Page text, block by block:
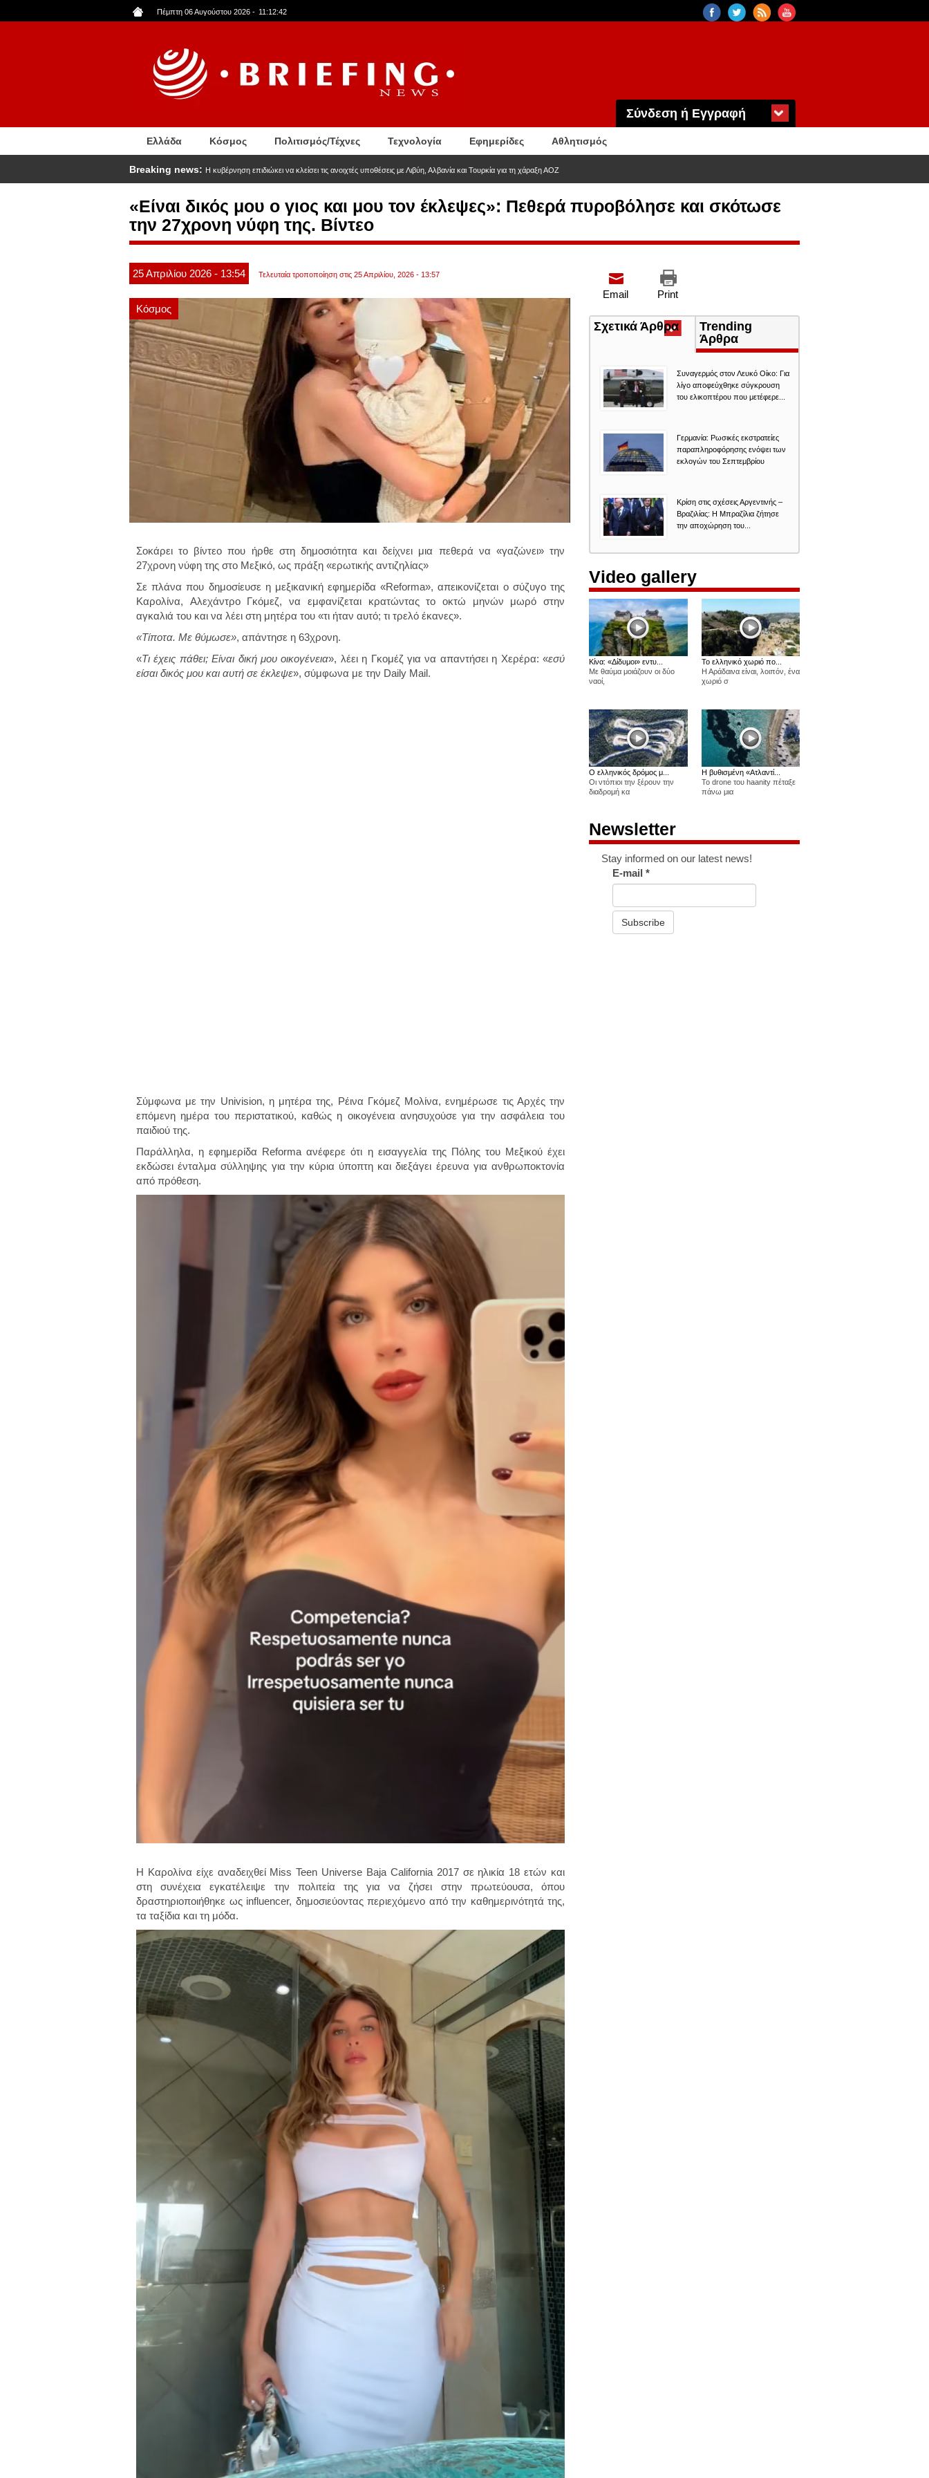
προς
Πέμπτη 06 Αυγούστου 2026 - 11:12:44
Σύνδεση ή Εγγραφή
Ελλάδα Κόσμος Πολιτισμός/Τέχνες Τεχνολογία Εφημερίδες Αθλητισμός
Breaking news: Η κυβέρνηση επιδιώκει να κλείσει τις ανοιχτές υποθέσεις με Λιβύη, Αλβανία και Τουρκία για τη χάραξη ΑΟΖ
«Είναι δικός μου ο γιος και μου τον έκλεψες»: Πεθερά πυροβόλησε και σκότωσε
την 27χρονη νύφη της. Βίντεο
25Απριλίου 2026 - 13:54 Τελευταία τροποποίηση στις 25 Απριλίου, 2026 - 13:57
Κόσμος
Σοκάρει το βίντεο που ήρθε στη δημοσιότητα και δείχνει μια πεθερά να «γαζώνει» την
27χρονη νύφη της στο Μεξικό, ως πράξη «ερωτικής αντιζηλίας»
Σε πλάνα που δημοσίευσε η μεξικανική εφημερίδα «Reforma», απεικονίζεται ο σύζυγο της
Καρολίνα, Αλεχάντρο Γκόμεζ, να εμφανίζεται κρατώντας το οκτώ μηνών μωρό στην
αγκαλιά του και να λέει στη μητέρα του «τι ήταν αυτό; τι τρελό έκανες».
«Τίποτα. Με θύμωσε», απάντησε η 63χρονη.
«Τι έχεις πάθει; Είναι δική μου οικογένεια», λέει η Γκομέζ για να απαντήσει η Χερέρα: «εσύ
είσαι δικός μου και αυτή σε έκλεψε», σύμφωνα με την Daily Mail.
Σύμφωνα με την Univision, η μητέρα της, Ρέινα Γκόμεζ Μολίνα, ενημέρωσε τις Αρχές την
επόμενη ημέρα του περιστατικού, καθώς η οικογένεια ανησυχούσε για την ασφάλεια του
παιδιού της.
Παράλληλα, η εφημερίδα Reforma ανέφερε ότι η εισαγγελία της Πόλης του Μεξικού έχει
εκδώσει ένταλμα σύλληψης για την κύρια ύποπτη και διεξάγει έρευνα για ανθρωποκτονία
από πρόθεση.
Η Καρολίνα είχε αναδειχθεί Miss Teen Universe Baja California 2017 σε ηλικία 18 ετών και
στη συνέχεια εγκατέλειψε την πολιτεία της για να ζήσει στην πρωτεύουσα, όπου
δραστηριοποιήθηκε ως influencer, δημοσιεύοντας περιεχόμενο από την καθημερινότητά της,
τα ταξίδια και τη μόδα.
Print
Email
Σχετικά Άρθρα (ενεργή
καρτέλα)
Trending
Άρθρα
Συναγερμός στον Λευκό Οίκο: Για
λίγο αποφεύχθηκε σύγκρουση
του ελικοπτέρου που μετέφερε...
Γερμανία: Ρωσικές εκστρατείες
παραπληροφόρησης ενόψει των
εκλογών του Σεπτεμβρίου
Κρίση στις σχέσεις Αργεντινής –
Βραζιλίας: Η Μπραζίλια ζήτησε
την αποχώρηση του...
Video gallery
Κίνα: «Δίδυμοι» εντυ...
Με θαύμα μοιάζουν οι δύο
ναοί,
Το ελληνικό χωριό πο...
Η Αράδαινα είναι, λοιπόν, ένα
χωριό σ
Ο ελληνικός δρόμος μ...
Οι ντόπιοι την ξέρουν την
διαδρομή κα
Η βυθισμένη «Ατλαντί...
Το drone του haanity πέταξε
πάνω μια
Newsletter
Stay informed on our latest news!
E-mail*
Subscribe